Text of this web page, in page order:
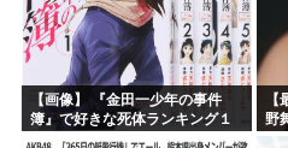
【画像】 『金田一少年の事件
簿』で好きな死体ランキング１
位がこちら！
野
で